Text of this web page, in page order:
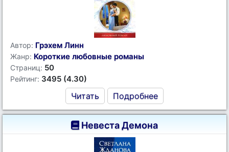
Автор: Грэхем Линн
Жанр: Короткие любовные романы
Страниц: 50
Рейтинг: 3495 (4.30)
Читать Подробнее
Невеста Демона